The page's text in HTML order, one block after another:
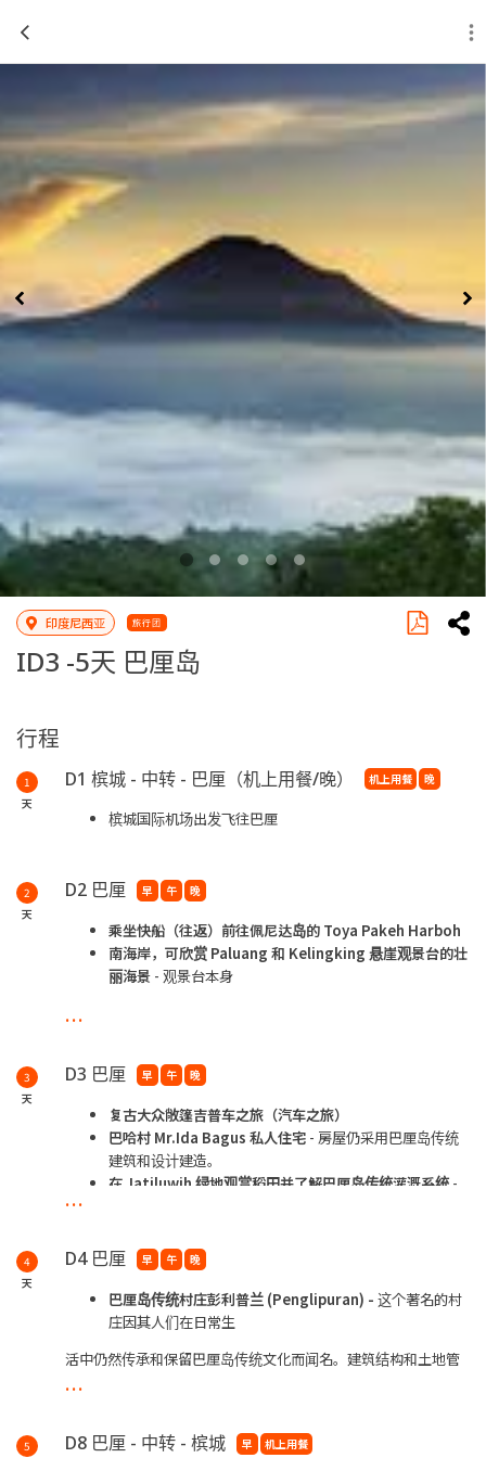
印度尼西亚 旅行团
ID3 -5天 巴厘岛
行程
1
天
D1 槟城 - 中转 - 巴厘（机上用餐/晚） 机上用餐 晚
槟城国际机场出发飞往巴厘
2
天
D2 巴厘 早 午 晚
乘坐快船（往返）前往佩尼达岛的 Toya Pakeh Harboh
南海岸，可欣赏 Paluang 和 Kelingking 悬崖观景台的壮
丽海景 - 观景台本身
叹。
破碎的海滩-海湾看起来像一个巨大的水池，周围环绕着
高大、崎岖、外观独
特的岩石，形成了一种迷人的月球般的景观。风景如画的海景将
终生铭刻在您
在悬崖顶上的
位置，可以鸟瞰美丽的珊瑚礁，形成最令人难以置信的全景。
...
3
天
D3 巴厘 早 午 晚
复古大众敞篷吉普车之旅（汽车之旅）
巴哈村 Mr.Ida Bagus 私人住宅 - 房屋仍采用巴厘岛传统
建筑和设计建造。
在 Jatiluwih 绿地观赏稻田并了解巴厘岛传统灌溉系统 -
其清澈的湖水倒映着
组织列入名录
...
4
天
D4 巴厘 早 午 晚
巴厘岛传统村庄彭利普兰 (Penglipuran) - 这个著名的村
庄因其人们在日常生
活中仍然传承和保留巴厘岛传统文化而闻名。建筑结构和土地管
关系的哲学。
...
5 D8 巴厘 - 中转 - 槟城 早 机上用餐